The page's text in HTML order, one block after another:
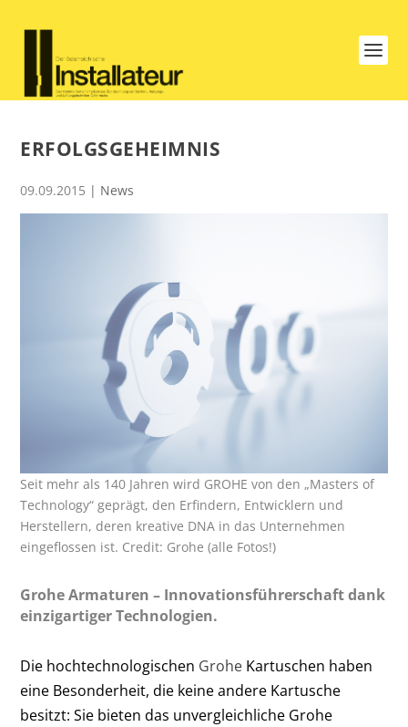
ERFOLGSGEHEIMNIS
09.09.2015 | News
Seit mehr als 140 Jahren wird GROHE von den „Masters of
Technology“ geprägt, den Erfindern, Entwicklern und
Herstellern, deren kreative DNA in das Unternehmen
eingeflossen ist. Credit: Grohe (alle Fotos!)
Grohe Armaturen – Innovationsführerschaft dank
einzigartiger Technologien.
Die hochtechnologischen Grohe Kartuschen haben
eine Besonderheit, die keine andere Kartusche
besitzt: Sie bieten das unvergleichliche Grohe